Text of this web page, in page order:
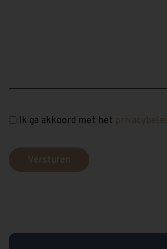
Instemming
Ik ga akkoord met het